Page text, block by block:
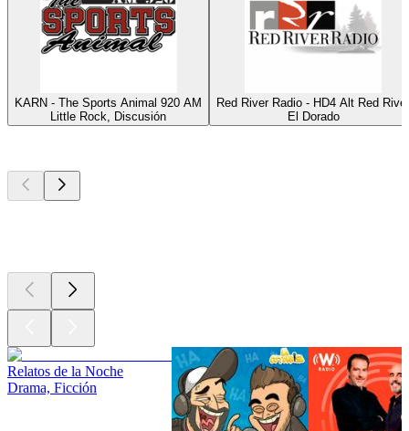
KARN - The Sports Animal 920 AM
Little Rock, Discusión
Red River Radio - HD4 Alt Red River
El Dorado
Relatos de la Noche
Drama, Ficción